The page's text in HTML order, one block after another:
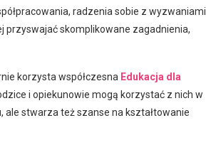
radzenia sobie z wyzwaniami
przyswajać skomplikowane zagadnienia,
korzysta współczesna Edukacja dla
i opiekunowie mogą korzystać z nich w
stwarza też szanse na kształtowanie